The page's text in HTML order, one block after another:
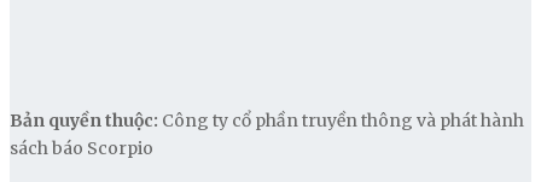
Bản quyền thuộc: Công ty cổ phần truyền thông và phát hành
sách báo Scorpio